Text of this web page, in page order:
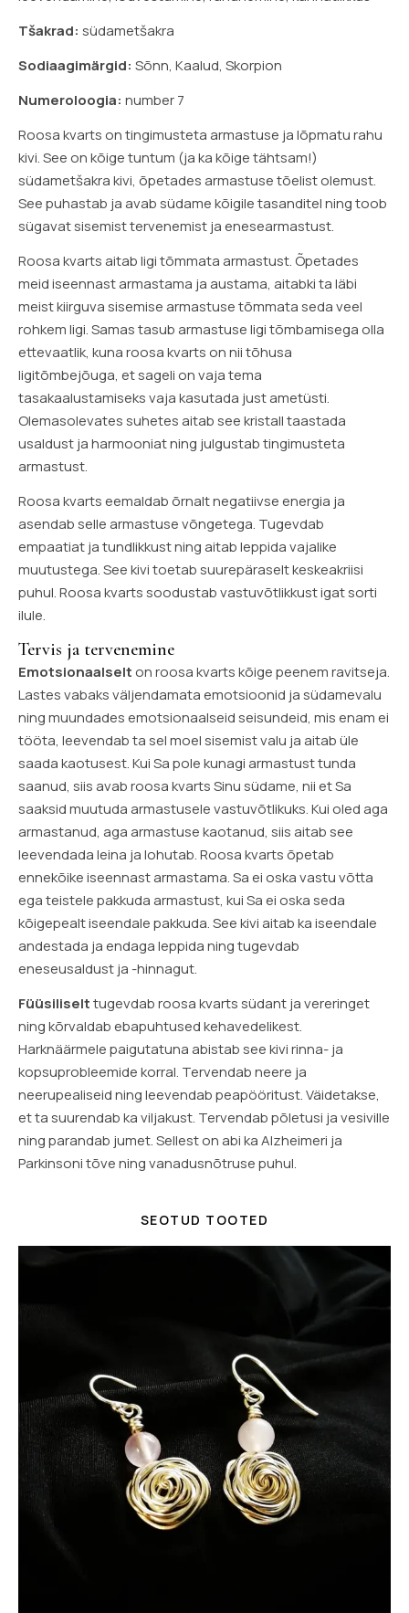
Tšakrad: südametšakra
Sodiaagimärgid: Sõnn, Kaalud, Skorpion
Numeroloogia: number 7
Roosa kvarts on tingimusteta armastuse ja lõpmatu rahu
kivi. See on kõige tuntum (ja ka kõige tähtsam!)
südametšakra kivi, õpetades armastuse tõelist olemust.
See puhastab ja avab südame kõigile tasanditel ning toob
sügavat sisemist tervenemist ja enesearmastust.
Roosa kvarts aitab ligi tõmmata armastust. Õpetades
meid iseennast armastama ja austama, aitabki ta läbi
meist kiirguva sisemise armastuse tõmmata seda veel
rohkem ligi. Samas tasub armastuse ligi tõmbamisega olla
ettevaatlik, kuna roosa kvarts on nii tõhusa
ligitõmbejõuga, et sageli on vaja tema
tasakaalustamiseks vaja kasutada just ametüsti.
Olemasolevates suhetes aitab see kristall taastada
usaldust ja harmooniat ning julgustab tingimusteta
armastust.
Roosa kvarts eemaldab õrnalt negatiivse energia ja
asendab selle armastuse võngetega. Tugevdab
empaatiat ja tundlikkust ning aitab leppida vajalike
muutustega. See kivi toetab suurepäraselt keskeakriisi
puhul. Roosa kvarts soodustab vastuvõtlikkust igat sorti
ilule.
Tervis ja tervenemine
Emotsionaalselt on roosa kvarts kõige peenem ravitseja.
Lastes vabaks väljendamata emotsioonid ja südamevalu
ning muundades emotsionaalseid seisundeid, mis enam ei
tööta, leevendab ta sel moel sisemist valu ja aitab üle
saada kaotusest. Kui Sa pole kunagi armastust tunda
saanud, siis avab roosa kvarts Sinu südame, nii et Sa
saaksid muutuda armastusele vastuvõtlikuks. Kui oled aga
armastanud, aga armastuse kaotanud, siis aitab see
leevendada leina ja lohutab. Roosa kvarts õpetab
ennekõike iseennast armastama. Sa ei oska vastu võtta
ega teistele pakkuda armastust, kui Sa ei oska seda
kõigepealt iseendale pakkuda. See kivi aitab ka iseendale
andestada ja endaga leppida ning tugevdab
eneseusaldust ja -hinnagut.
Füüsiliselttugevdab roosa kvarts südant ja vereringet
ning kõrvaldab ebapuhtused kehavedelikest.
Harknäärmele paigutatuna abistab see kivi rinna- ja
kopsuprobleemide korral. Tervendab neere ja
neerupealiseid ning leevendab peapööritust. Väidetakse,
et ta suurendab ka viljakust. Tervendab põletusi ja vesiville
ning parandab jumet. Sellest on abi ka Alzheimeri ja
Parkinsoni tõve ning vanadusnõtruse puhul.
SEOTUD TOOTED